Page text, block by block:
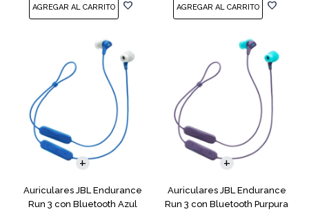
Auriculares JBL Endurance
Run 3 con Bluetooth Azul
Auriculares JBL Endurance
Run 3 con Bluetooth Purpura